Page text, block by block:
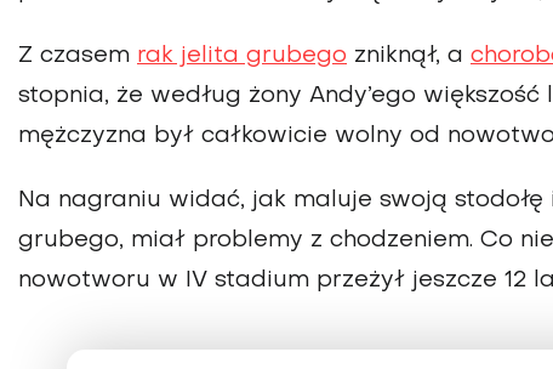
Z czasem rak jelita grubego zniknął, a
stopnia, że według żony Andy’ego
mężczyzna był całkowicie wolny od
Na nagraniu widać, jak maluje swoją
grubego, miał problemy z chodzeniem. Co
nowotworu w IV stadium przeżył jeszcze 12